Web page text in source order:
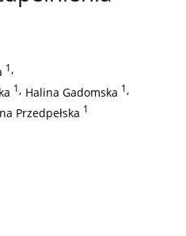
1,
1, Halina Gadomska 1,
Przedpełska 1